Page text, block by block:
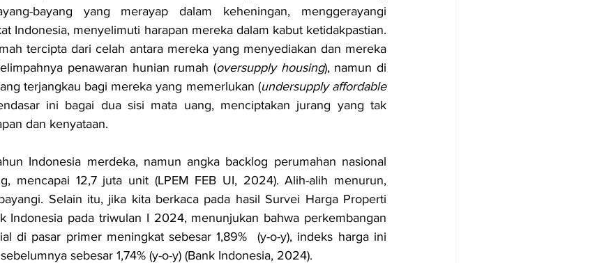
bayang yang merayap dalam keheningan, menggerayangi
Indonesia, menyelimuti harapan mereka dalam kabut ketidakpastian.
tercipta dari celah antara mereka yang menyediakan dan mereka
penawaran hunian rumah (oversupply housing), namun di
terjangkau bagi mereka yang memerlukan (undersupply affordable
ini bagai dua sisi mata uang, menciptakan jurang yang tak
dan kenyataan.
Indonesia merdeka, namun angka backlog perumahan nasional
mencapai 12,7 juta unit (LPEM FEB UI, 2024). Alih-alih menurun,
Selain itu, jika kita berkaca pada hasil Survei Harga Properti
Indonesia pada triwulan I 2024, menunjukan bahwa perkembangan
di pasar primer meningkat sebesar 1,89%  (y-o-y), indeks harga ini
sebesar 1,74% (y-o-y) (Bank Indonesia, 2024).